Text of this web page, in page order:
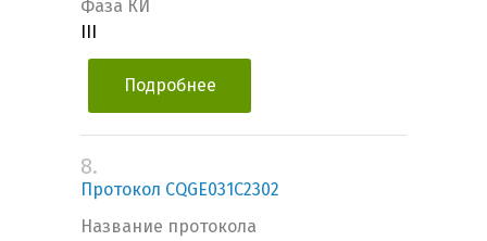
Фаза КИ
Подробнее
8.
Протокол CQGE031C2302
Название протокола